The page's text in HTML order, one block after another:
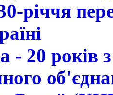
річчя
- 20 років